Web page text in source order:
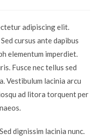
adipiscing elit.
cursus ante dapibus
elementum imperdiet.
Fusce nec tellus sed
Vestibulum lacinia arcu
ad litora torquent per
dignissim lacinia nunc.